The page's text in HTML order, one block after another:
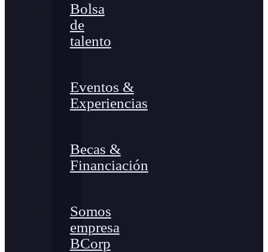
Bolsa
de
talento
Eventos &
Experiencias
Becas &
Financiación
Somos
empresa
BCorp